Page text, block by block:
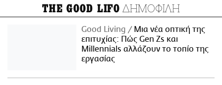
THE GOOD LIFO ΔΗΜΟΦΙΛΗ
Good Living
Μια νέα οπτική της
επιτυχίας: Πώς Gen Zs και
Millennials αλλάζουν το τοπίο της
εργασίας